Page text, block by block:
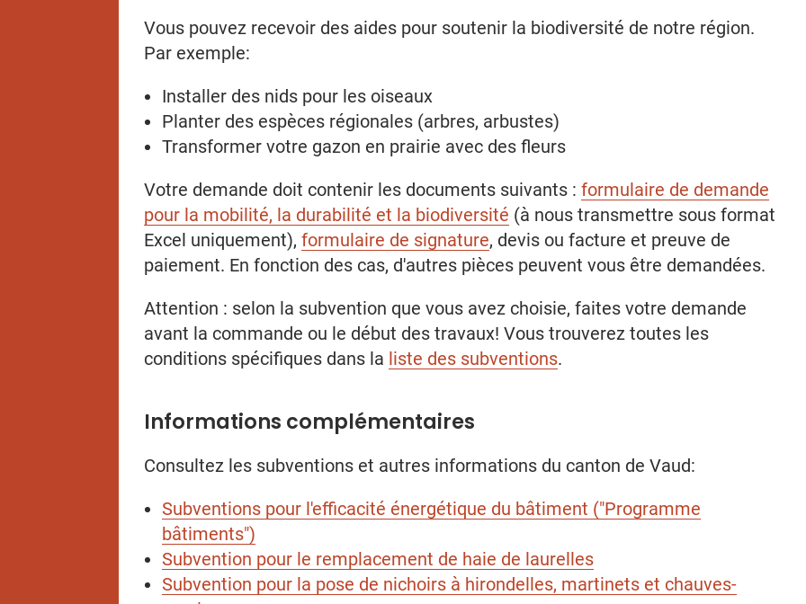
Vous pouvez recevoir des aides pour soutenir la biodiversité de notre région.
Par exemple:
Installer des nids pour les oiseaux
Planter des espèces régionales (arbres, arbustes)
Transformer votre gazon en prairie avec des fleurs
Votre demande doit contenir les documents suivants : formulaire de demande
pour la mobilité, la durabilité et la biodiversité (à nous transmettre sous format
Excel uniquement), formulaire de signature, devis ou facture et preuve de
paiement. En fonction des cas, d'autres pièces peuvent vous être demandées.
Attention : selon la subvention que vous avez choisie, faites votre demande
avant la commande ou le début des travaux! Vous trouverez toutes les
conditions spécifiques dans la liste des subventions.
Informations complémentaires
Consultez les subventions et autres informations du canton de Vaud:
Subventions pour l'efficacité énergétique du bâtiment ("Programme
bâtiments")
Subvention pour le remplacement de haie de laurelles
Subvention pour la pose de nichoirs à hirondelles, martinets et chauves-